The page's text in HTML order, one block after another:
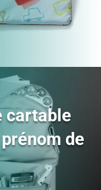
cartable
de